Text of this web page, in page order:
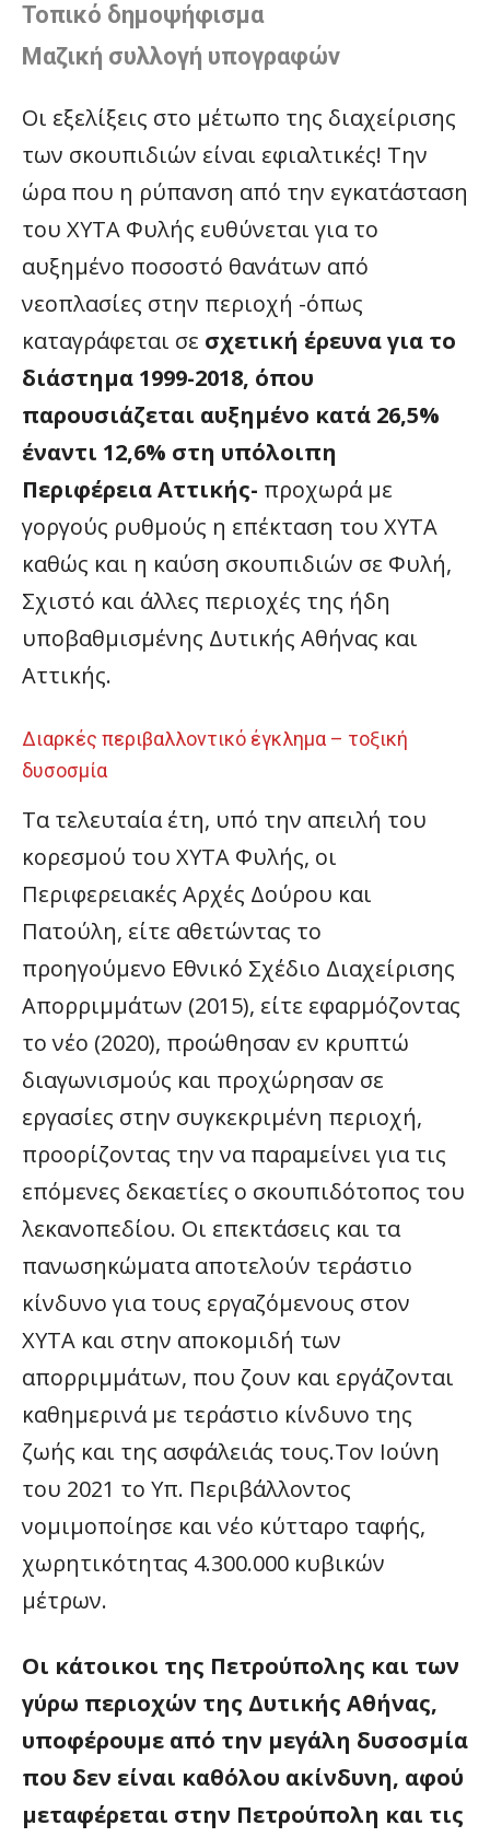
Τοπικό δημοψήφισμα
Μαζική συλλογή υπογραφών
Οι εξελίξεις στο μέτωπο της διαχείρισης
των σκουπιδιών είναι εφιαλτικές! Την
ώρα που η ρύπανση από την εγκατάσταση
του ΧΥΤΑ Φυλής ευθύνεται για το
αυξημένο ποσοστό θανάτων από
νεοπλασίες στην περιοχή -όπως
καταγράφεται σε σχετική έρευνα για το
διάστημα 1999-2018, όπου
παρουσιάζεται αυξημένο κατά 26,5%
έναντι 12,6% στη υπόλοιπη
Περιφέρεια Αττικής- προχωρά με
γοργούς ρυθμούς η επέκταση του ΧΥΤΑ
καθώς και η καύση σκουπιδιών σε Φυλή,
Σχιστό και άλλες περιοχές της ήδη
υποβαθμισμένης Δυτικής Αθήνας και
Αττικής.
Διαρκές περιβαλλοντικό έγκλημα – τοξική
δυσοσμία
Τα τελευταία έτη, υπό την απειλή του
κορεσμού του ΧΥΤΑ Φυλής, οι
Περιφερειακές Αρχές Δούρου και
Πατούλη, είτε αθετώντας το
προηγούμενο Εθνικό Σχέδιο Διαχείρισης
Απορριμμάτων (2015), είτε εφαρμόζοντας
το νέο (2020), προώθησαν εν κρυπτώ
διαγωνισμούς και προχώρησαν σε
εργασίες στην συγκεκριμένη περιοχή,
προορίζοντας την να παραμείνει για τις
επόμενες δεκαετίες ο σκουπιδότοπος του
λεκανοπεδίου. Οι επεκτάσεις και τα
πανωσηκώματα αποτελούν τεράστιο
κίνδυνο για τους εργαζόμενους στον
ΧΥΤΑ και στην αποκομιδή των
απορριμμάτων, που ζουν και εργάζονται
καθημερινά με τεράστιο κίνδυνο της
ζωής και της ασφάλειάς τους.Τον Ιούνη
του 2021 το Υπ. Περιβάλλοντος
νομιμοποίησε και νέο κύτταρο ταφής,
χωρητικότητας 4.300.000 κυβικών
μέτρων.
Οι κάτοικοι της Πετρούπολης και των
γύρω περιοχών της Δυτικής Αθήνας,
υποφέρουμε από την μεγάλη δυσοσμία
που δεν είναι καθόλου ακίνδυνη, αφού
μεταφέρεται στην Πετρούπολη και τις